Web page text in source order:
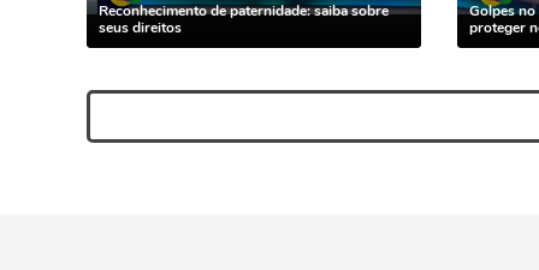
Reconhecimento de paternidade: saiba sobre
seus direitos
Golpes no
proteger